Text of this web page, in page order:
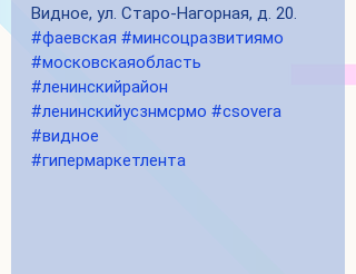
Видное, ул. Старо-Нагорная, д. 20.
#фаевская #минсоцразвитиямо
#московскаяобласть
#ленинскийрайон
#ленинскийусзнмсрмо #csovera
#видное
#гипермаркетлента